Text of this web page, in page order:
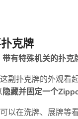
克牌
带有特殊机关的扑克
副扑克牌的外观看
隐藏并固定一个
以在洗牌、展牌等